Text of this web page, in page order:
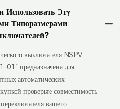
Эту
Типоразмерами
выключателя NSPV
предназначена для
автоматических
проверьте совместимость
вашего